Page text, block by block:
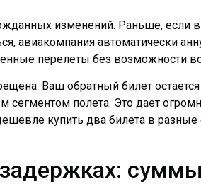
изменений. Раньше, если
авиакомпания автоматически
перелеты без возможности
Ваш обратный билет
сегментом полета. Это дает
купить два билета в разные